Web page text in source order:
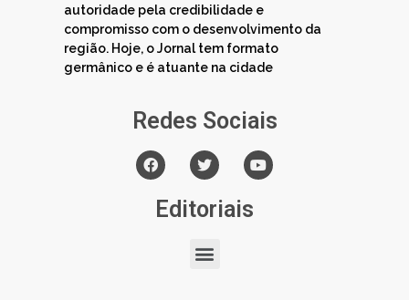
autoridade pela credibilidade e
compromisso com o desenvolvimento da
região. Hoje, o Jornal tem formato
germânico e é atuante na cidade
Redes Sociais
Editoriais